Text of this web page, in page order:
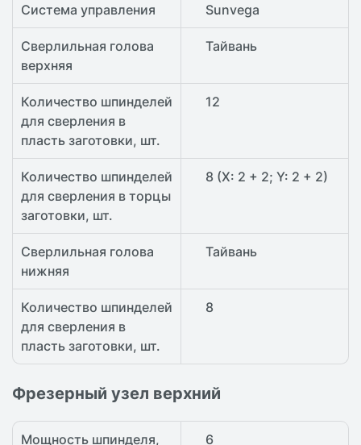
Система управления Sunvega
Сверлильная голова
верхняя
Тайвань
Количество шпинделей
для сверления в
пласть заготовки, шт.
12
Количество шпинделей
для сверления в торцы
заготовки, шт.
8 (X: 2 + 2; Y: 2 + 2)
Сверлильная голова
нижняя
Тайвань
Количество шпинделей
для сверления в
пласть заготовки, шт.
8
Фрезерный узел верхний
Мощность шпинделя, 6